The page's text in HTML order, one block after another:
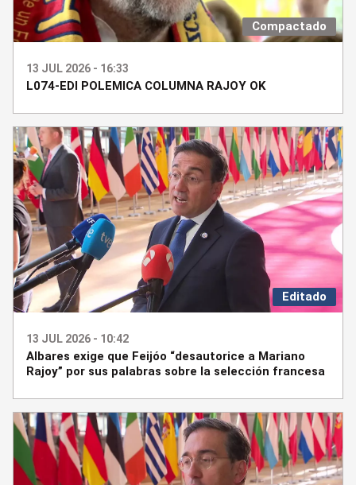
Compactado
13 JUL 2026 - 16:33
L074-EDI POLEMICA COLUMNA RAJOY OK
Editado
13 JUL 2026 - 10:42
Albares exige que Feijóo “desautorice a Mariano
Rajoy” por sus palabras sobre la selección francesa